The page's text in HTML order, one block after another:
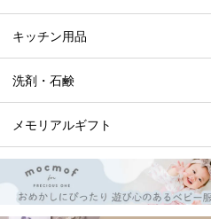
キッチン用品
洗剤・石鹸
メモリアルギフト